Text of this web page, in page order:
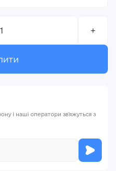
+
і наші оператори зв'яжуться з